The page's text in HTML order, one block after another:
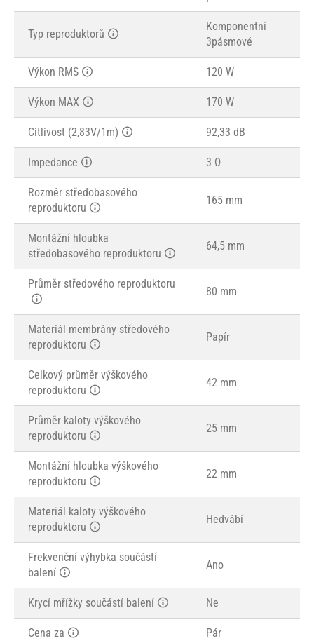
Typ reproduktorů
Komponentní
3pásmové
Výkon RMS 120 W
Výkon MAX 170 W
Citlivost (2,83V/1m) 92,33 dB
Impedance 3 Ω
Rozměr středobasového
reproduktoru
165 mm
Montážní hloubka
středobasového reproduktoru
64,5 mm
Průměr středového reproduktoru
80 mm
Materiál membrány středového
reproduktoru
Papír
Celkový průměr výškového
reproduktoru
42 mm
Průměr kaloty výškového
reproduktoru
25 mm
Montážní hloubka výškového
reproduktoru
22 mm
Materiál kaloty výškového
reproduktoru
Hedvábí
Frekvenční výhybka součástí
balení
Ano
Krycí mřížky součástí balení Ne
Cena za Pár